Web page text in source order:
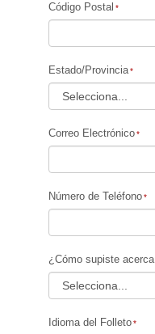
Código Postal
Estado/Provincia
Correo Electrónico
Número de Teléfono
¿Cómo supiste
Idioma del Folleto